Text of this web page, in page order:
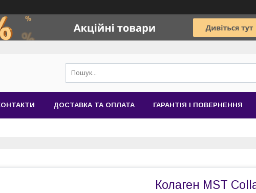
ДОСТАВКА ТА ОПЛАТА ГАРАНТІЯ І ПОВЕРНЕННЯ
Колаген MST